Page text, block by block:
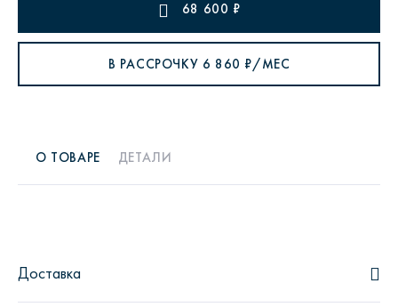
68 600 ₽
В РАССРОЧКУ 6 860 ₽/МЕС
О ТОВАРЕ ДЕТАЛИ
Доставка